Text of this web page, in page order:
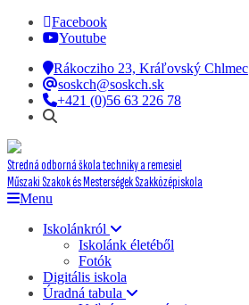
Facebook
Youtube
Rákocziho 23, Kráľovský Chlmec
soskch@soskch.sk
+421 (0)56 63 226 78
Stredná odborná škola techniky a remesiel
Műszaki Szakok és Mesterségek Szakközépiskola
Menu
Iskolánkról
Iskolánk életéből
Fotók
Digitális iskola
Úradná tabula